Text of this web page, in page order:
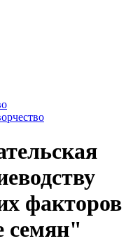
факторов
семян"